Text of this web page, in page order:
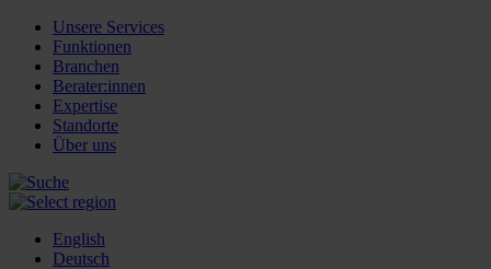
Unsere Services
Funktionen
Branchen
Berater:innen
Expertise
Standorte
Über uns
English
Deutsch